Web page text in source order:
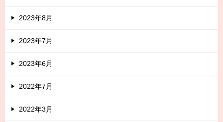
2023年8月
2023年7月
2023年6月
2022年7月
2022年3月